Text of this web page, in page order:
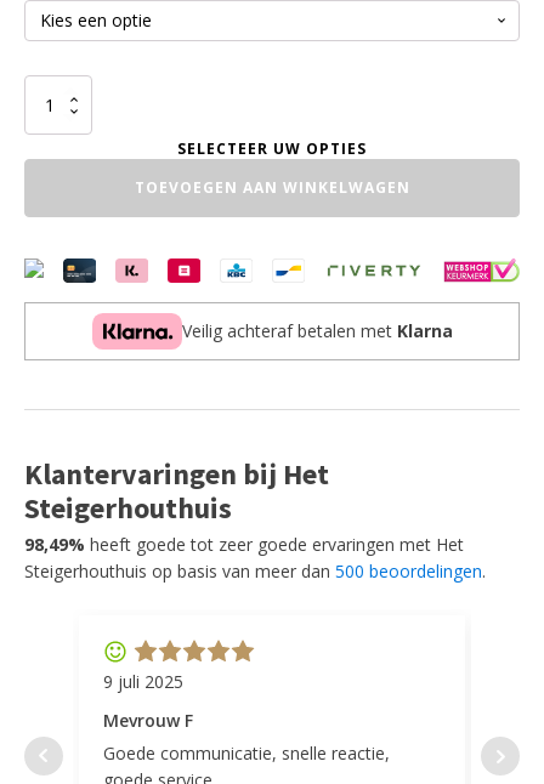
Slaapkamerkast
Extra
TOEVOEGEN AAN WINKELWAGEN
Veilig achteraf betalen met Klarna
Klantervaringen bij Het
Steigerhouthuis
98,49% heeft goede tot zeer goede ervaringen met Het
Steigerhouthuis op basis van meer dan 500 beoordelingen.
9 juli 2025
Mevrouw F
Goede communicatie, snelle reactie,
goede service.
door